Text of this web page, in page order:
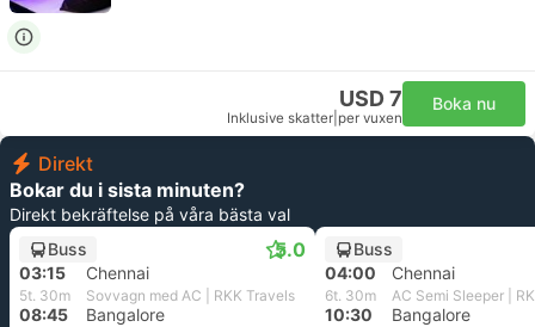
USD 7
Inklusive skatter per vuxen
Boka nu
Direkt
Bokar du i sista minuten?
Direkt bekräftelse på våra bästa val
Buss
5.0
03:15 Chennai
5t. 30m Sovvagn med AC | RKK Travels
08:45 Bangalore
Buss
04:00
Chennai
6t. 30m AC Semi Sleeper |
10:30 Bangalore